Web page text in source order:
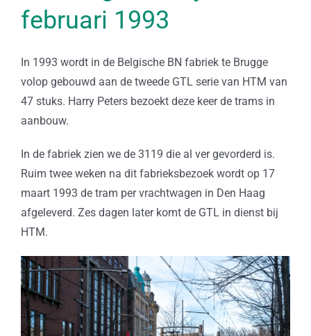
februari 1993
In 1993 wordt in de Belgische BN fabriek te Brugge
volop gebouwd aan de tweede GTL serie van HTM van
47 stuks. Harry Peters bezoekt deze keer de trams in
aanbouw.
In de fabriek zien we de 3119 die al ver gevorderd is.
Ruim twee weken na dit fabrieksbezoek wordt op 17
maart 1993 de tram per vrachtwagen in Den Haag
afgeleverd. Zes dagen later komt de GTL in dienst bij
HTM.